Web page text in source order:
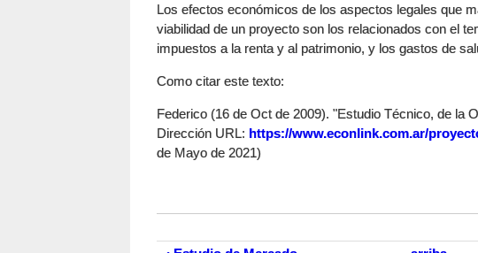
Los efectos económicos de los aspectos legales que
viabilidad de un proyecto son los relacionados con el
impuestos a la renta y al patrimonio, y los gastos de
Como citar este texto:
Federico (16 de Oct de 2009). "Estudio Técnico, de la
Dirección URL: https://www.econlink.com.ar/
de Mayo de 2021)